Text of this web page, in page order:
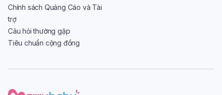
Chính sách Quảng Cáo và Tài
trợ
Câu hỏi thường gặp
Tiêu chuẩn cộng đồng